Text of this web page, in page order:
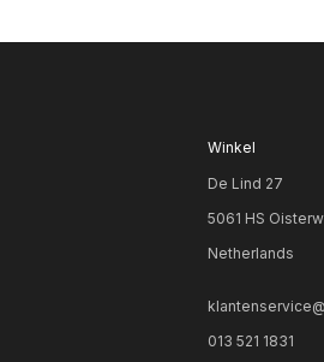
Winkel
De Lind 27
5061 HS
Netherlands
013 521 1831